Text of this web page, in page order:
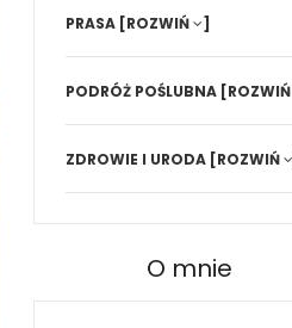
PRASA [ROZWIŃ ]
PODRÓŻ POŚLUBNA [ROZWIŃ
ZDROWIE I URODA [ROZWIŃ
O mnie